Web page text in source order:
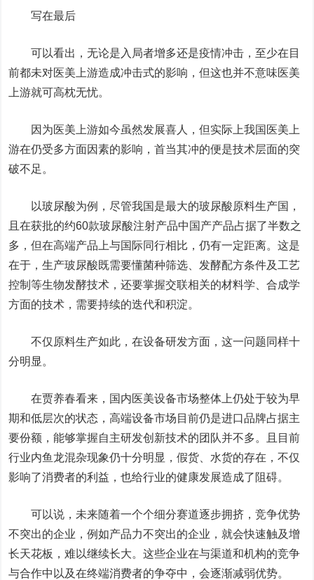
写在最后
可以看出，无论是入局者增多还是疫情冲击，至少在目
前都未对医美上游造成冲击式的影响，但这也并不意味医美
上游就可高枕无忧。
因为医美上游如今虽然发展喜人，但实际上我国医美上
游在仍受多方面因素的影响，首当其冲的便是技术层面的突
破不足。
以玻尿酸为例，尽管我国是最大的玻尿酸原料生产国，
且在获批的约60款玻尿酸注射产品中国产产品占据了半数之
多，但在高端产品上与国际同行相比，仍有一定距离。这是
在于，生产玻尿酸既需要懂菌种筛选、发酵配方条件及工艺
控制等生物发酵技术，还要掌握交联相关的材料学、合成学
方面的技术，需要持续的迭代和积淀。
不仅原料生产如此，在设备研发方面，这一问题同样十
分明显。
在贾养春看来，国内医美设备市场整体上仍处于较为早
期和低层次的状态，高端设备市场目前仍是进口品牌占据主
要份额，能够掌握自主研发创新技术的团队并不多。且目前
行业内鱼龙混杂现象仍十分明显，假货、水货的存在，不仅
影响了消费者的利益，也给行业的健康发展造成了阻碍。
可以说，未来随着一个个细分赛道逐步拥挤，竞争优势
不突出的企业，例如产品力不突出的企业，就会快速触及增
长天花板，难以继续长大。这些企业在与渠道和机构的竞争
与合作中以及在终端消费者的争夺中，会逐渐减弱优势。